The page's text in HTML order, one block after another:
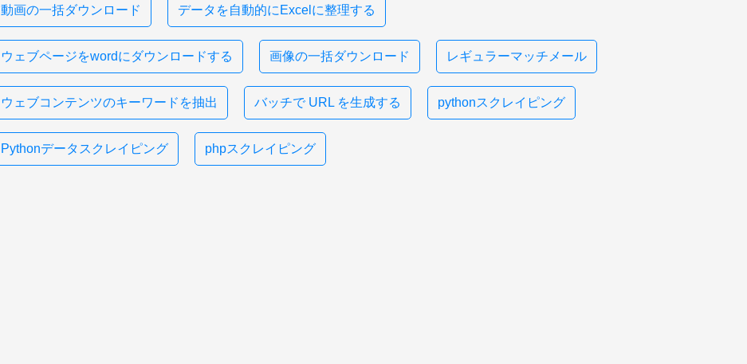
動画の一括ダウンロード データを自動的にExcelに整理する
ウェブページをwordにダウンロードする 画像の一括ダウンロード レギュラーマッチメール
ウェブコンテンツのキーワードを抽出 バッチで URL を生成する pythonスクレイピング
Pythonデータスクレイピング phpスクレイピング